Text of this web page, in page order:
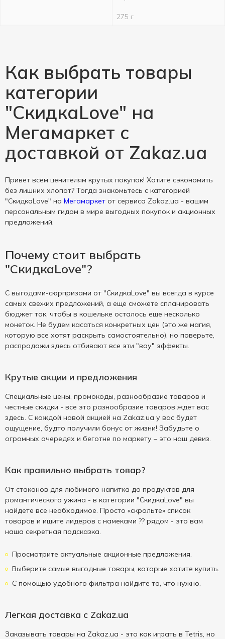
275 г
Как выбрать товары
категории
"СкидкаLove" на
Мегамаркет с
доставкой от Zakaz.ua
Привет всем ценителям крутых покупок! Хотите сэкономить
без лишних хлопот? Тогда знакомьтесь с категорией
"СкидкаLove" на Мегамаркет от сервиса Zakaz.ua - вашим
персональным гидом в мире выгодных покупок и акционных
предложений.
Почему стоит выбрать
"СкидкаLove"?
С выгодами-сюрпризами от "СкидкаLove" вы всегда в курсе
самых свежих предложений, а еще сможете спланировать
бюджет так, чтобы в кошельке осталось еще несколько
монеток. Не будем касаться конкретных цен (это же магия,
которую все хотят раскрыть самостоятельно), но поверьте,
распродажи здесь отбивают все эти "вау" эффекты.
Крутые акции и предложения
Специальные цены, промокоды, разнообразие товаров и
честные скидки - все это разнообразие товаров ждет вас
здесь. С каждой новой акцией на Zakaz.ua у вас будет
ощущение, будто получили бонус от жизни! Забудьте о
огромных очередях и беготне по маркету – это наш девиз.
Как правильно выбрать товар?
От стаканов для любимого напитка до продуктов для
романтического ужина - в категории "СкидкаLove" вы
найдете все необходимое. Просто «скрольте» список
товаров и ищите лидеров с намеками ?? рядом - это вам
наша секретная подсказка.
Просмотрите актуальные акционные предложения.
Выберите самые выгодные товары, которые хотите купить.
С помощью удобного фильтра найдите то, что нужно.
Легкая доставка с Zakaz.ua
Заказывать товары на Zakaz.ua - это как играть в Tetris, но